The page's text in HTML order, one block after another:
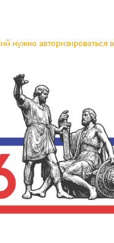
нужно авторизироваться